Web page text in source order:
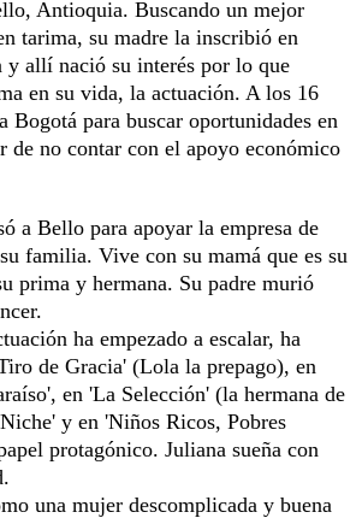
Antioquia. Buscando un mejor
tarima, su madre la inscribió en
y allí nació su interés por lo que
en su vida, la actuación. A los 16
Bogotá para buscar oportunidades en
de no contar con el apoyo económico
a Bello para apoyar la empresa de
familia. Vive con su mamá que es su
prima y hermana. Su padre murió
ha empezado a escalar, ha
de Gracia' (Lola la prepago), en
en 'La Selección' (la hermana de
y en 'Niños Ricos, Pobres
protagónico. Juliana sueña con
una mujer descomplicada y buena